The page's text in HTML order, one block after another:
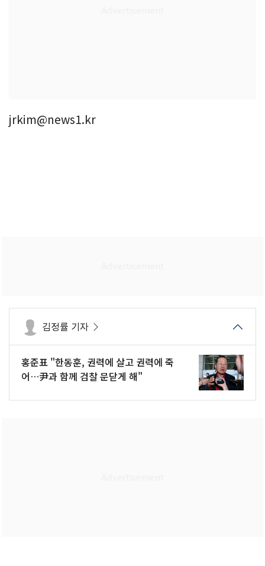
jrkim@news1.kr
김정률 기자
홍준표 "한동훈, 권력에 살고 권력에 죽
어…尹과 함께 검찰 문닫게 해"